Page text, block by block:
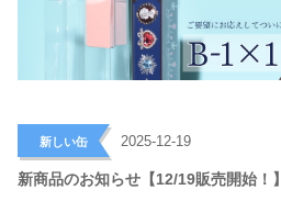
新しい缶 2025-12-19
新商品のお知らせ【12/19販売開始！】